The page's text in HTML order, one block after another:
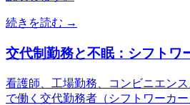
続きを読む →
交代制勤務と不眠：シフトワ
看護師、工場勤務、コンビニエン
で働く交代勤務者（シフトワーカ